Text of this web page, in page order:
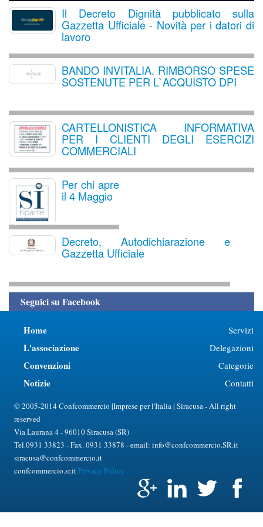
Il Decreto Dignità pubblicato sulla
Gazzetta Ufficiale - Novità per i datori di
lavoro
BANDO INVITALIA. RIMBORSO SPESE
SOSTENUTE PER L`ACQUISTO DPI
CARTELLONISTICA INFORMATIVA
PER I CLIENTI DEGLI ESERCIZI
COMMERCIALI
Per chi apre
il 4 Maggio
Decreto, Autodichiarazione e
Gazzetta Ufficiale
Seguici su Facebook
Home
L'associazione
Convenzioni
Notizie
Servizi
Delegazioni
Categorie
Contatti
© 2005-2014 Confcommercio |Imprese per l'Italia | Siracusa - All right
reserved
Via Laurana 4 - 96010 Siracusa (SR)
Tel.0931 33823 - Fax. 0931 33878 - email: info@confcommercio.SR.it
siracusa@confcommercio.it
confcommercio.sr.it Privacy Policy